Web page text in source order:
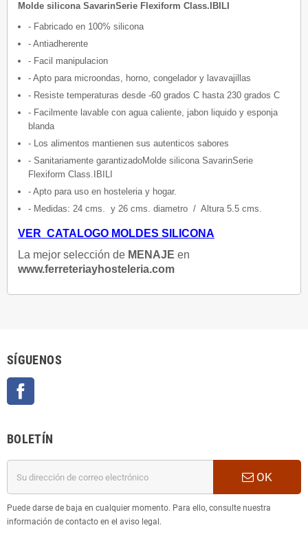
Molde silicona SavarinSerie Flexiform Class.IBILI
- Fabricado en 100% silicona
- Antiadherente
- Facil manipulacion
- Apto para microondas, horno, congelador y lavavajillas
- Resiste temperaturas desde -60 grados C hasta 230 grados C
- Facilmente lavable con agua caliente, jabon liquido y esponja
blanda
- Los alimentos mantienen sus autenticos sabores
- Sanitariamente garantizadoMolde silicona SavarinSerie
Flexiform Class.IBILI
- Apto para uso en hosteleria y hogar.
- Medidas: 24 cms. y 26 cms. diametro / Altura 5.5 cms.
VER CATALOGO MOLDES SILICONA
La mejor selección de MENAJE en
www.ferreteriayhosteleria.com
SÍGUENOS
BOLETÍN
OK
Puede darse de baja en cualquier momento. Para ello, consulte nuestra
información de contacto en el aviso legal.